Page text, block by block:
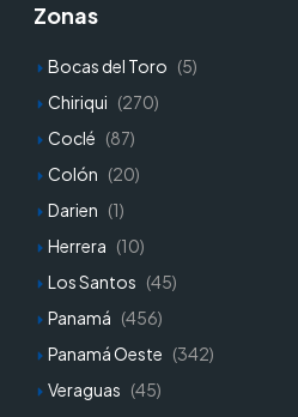
Zonas
Bocas del Toro (5)
Chiriqui (270)
Coclé (87)
Colón (20)
Darien (1)
Herrera (10)
Los Santos (45)
Panamá (456)
Panamá Oeste (342)
Veraguas (45)